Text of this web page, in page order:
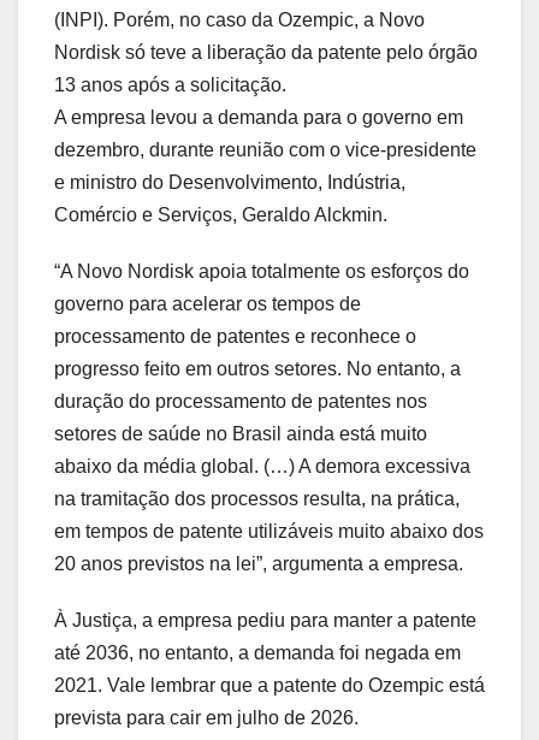
(INPI). Porém, no caso da Ozempic, a Novo
Nordisk só teve a liberação da patente pelo órgão
13 anos após a solicitação.
A empresa levou a demanda para o governo em
dezembro, durante reunião com o vice-presidente
e ministro do Desenvolvimento, Indústria,
Comércio e Serviços, Geraldo Alckmin.
“A Novo Nordisk apoia totalmente os esforços do
governo para acelerar os tempos de
processamento de patentes e reconhece o
progresso feito em outros setores. No entanto, a
duração do processamento de patentes nos
setores de saúde no Brasil ainda está muito
abaixo da média global. (…) A demora excessiva
na tramitação dos processos resulta, na prática,
em tempos de patente utilizáveis muito abaixo dos
20 anos previstos na lei”, argumenta a empresa.
À Justiça, a empresa pediu para manter a patente
até 2036, no entanto, a demanda foi negada em
2021. Vale lembrar que a patente do Ozempic está
prevista para cair em julho de 2026.